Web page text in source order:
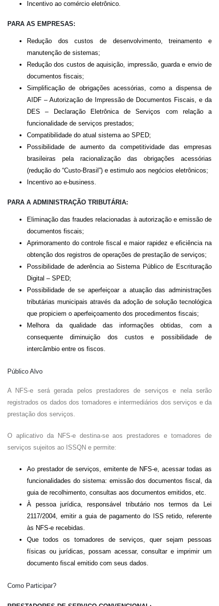
Incentivo ao comércio eletrônico.
PARA AS EMPRESAS:
Redução dos custos de desenvolvimento, treinamento e
manutenção de sistemas;
Redução dos custos de aquisição, impressão, guarda e envio de
documentos fiscais;
Simplificação de obrigações acessórias, como a dispensa de
AIDF – Autorização de Impressão de Documentos Fiscais, e da
DES – Declaração Eletrônica de Serviços com relação a
funcionalidade de serviços prestados;
Compatibilidade do atual sistema ao SPED;
Possibilidade de aumento da competitividade das empresas
brasileiras pela racionalização das obrigações acessórias
(redução do “Custo-Brasil”) e estimulo aos negócios eletrônicos;
Incentivo ao e-business.
PARA A ADMINISTRAÇÃO TRIBUTÁRIA:
Eliminação das fraudes relacionadas à autorização e emissão de
documentos fiscais;
Aprimoramento do controle fiscal e maior rapidez e eficiência na
obtenção dos registros de operações de prestação de serviços;
Possibilidade de aderência ao Sistema Público de Escrituração
Digital – SPED;
Possibilidade de se aperfeiçoar a atuação das administrações
tributárias municipais através da adoção de solução tecnológica
que propiciem o aperfeiçoamento dos procedimentos fiscais;
Melhora da qualidade das informações obtidas, com a
consequente diminuição dos custos e possibilidade de
intercâmbio entre os fiscos.
Público Alvo
A NFS-e será gerada pelos prestadores de serviços e nela serão
registrados os dados dos tomadores e intermediários dos serviços e da
prestação dos serviços.
O aplicativo da NFS-e destina-se aos prestadores e tomadores de
serviços sujeitos ao ISSQN e permite:
Ao prestador de serviços, emitente de NFS-e, acessar todas as
funcionalidades do sistema: emissão dos documentos fiscal, da
guia de recolhimento, consultas aos documentos emitidos, etc.
À pessoa jurídica, responsável tributário nos termos da Lei
2117/2004, emitir a guia de pagamento do ISS retido, referente
às NFS-e recebidas.
Que todos os tomadores de serviços, quer sejam pessoas
físicas ou jurídicas, possam acessar, consultar e imprimir um
documento fiscal emitido com seus dados.
Como Participar?